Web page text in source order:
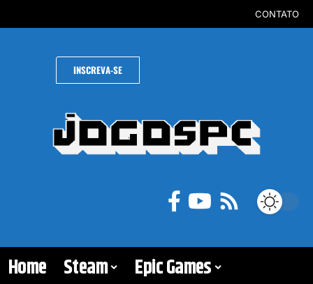
CONTATO
INSCREVA-SE
Home Steam
Epic Games